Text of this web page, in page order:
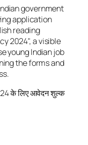
के लिए आवेदन शुल्क